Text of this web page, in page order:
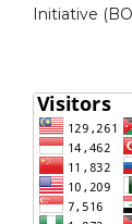
Initiative